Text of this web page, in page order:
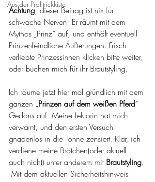
Aus der Profitrickkiste
Achtung, dieser Beitrag ist nix für
schwache Nerven. Er räumt mit dem
Mythos „Prinz“ auf, und enthält eventuell
Prinzenfeindliche Äußerungen. Frisch
verliebte Prinzessinnen klicken bitte weiter,
oder buchen mich für ihr Brautstyling.
Ich räume jetzt hier mal gründlich mit dem
ganzen „Prinzen auf dem weißen Pferd“
Gedöns auf. Meine Lektorin hat mich
verwarnt, und den ersten Versuch
gnadenlos in die Tonne zensiert. Klar, ich
verdiene meine Brötchen(oder aktuell
auch nicht) unter anderem mit Brautstyling.
Mit dem aktuellen Sicherheitshinweis